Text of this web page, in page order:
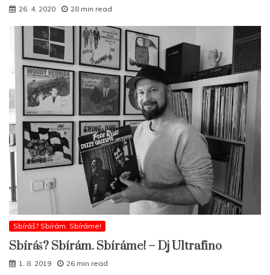
26. 4. 2020 28 min read
Sbíráš? Sbírám. Sbíráme!
Sbíráš? Sbírám. Sbíráme! – Dj Ultrafino
1. 8. 2019 26 min read